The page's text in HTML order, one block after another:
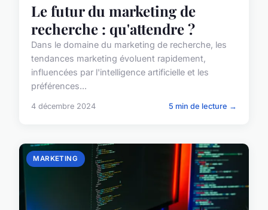
Le futur du marketing de
recherche : qu'attendre ?
Dans le domaine du marketing de recherche, les
tendances marketing évoluent rapidement,
influencées par l'intelligence artificielle et les
préférences...
4 décembre 2024 5 min de lecture →
MARKETING